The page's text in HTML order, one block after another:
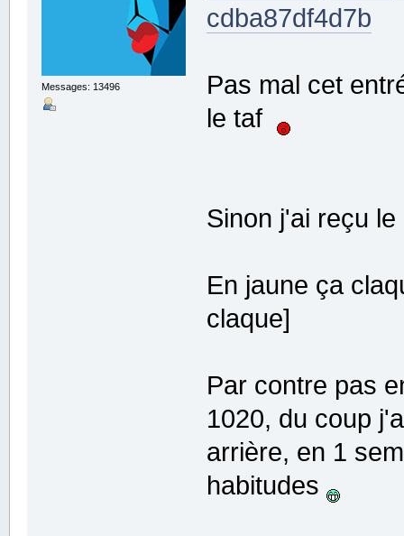
Messages: 13496
cdba87df4d7b
Pas mal cet
le taf
Sinon j'ai reçu
En jaune ça
claque]
Par contre pas
1020, du coup
arrière, en 1
habitudes